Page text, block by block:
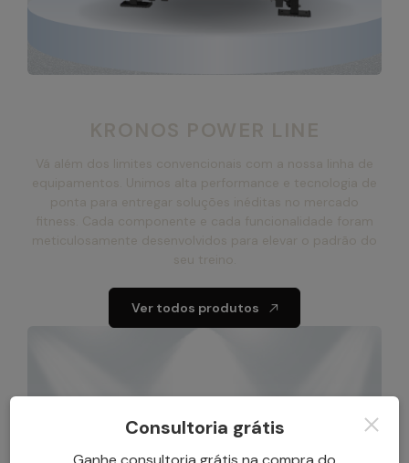
Ver todos produtos
Consultoria grátis